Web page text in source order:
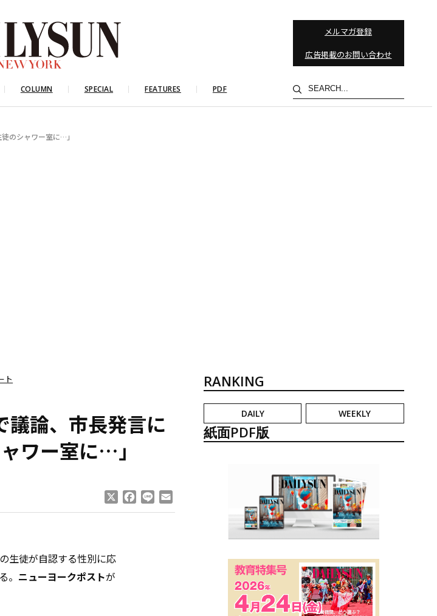
メルマガ登録
広告掲載のお問い合わせ
COLUMN SPECIAL FEATURES PDF
検
索
のシャワー室に…」
ト
議論、市長発言に
ワー室に…」
Facebook
Line
生徒が自認する性別に応
。 ニューヨークポストが
RANKING
DAILY WEEKLY
紙面PDF版